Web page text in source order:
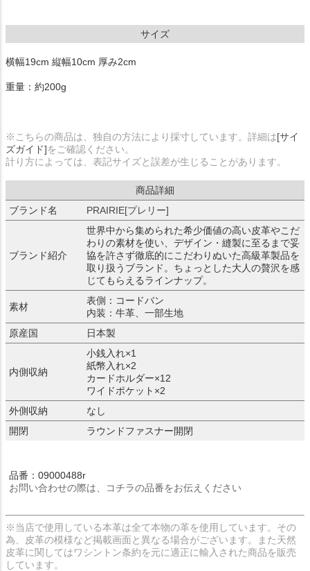
サイズ
横幅19cm 縦幅10cm 厚み2cm
重量：約200g
※こちらの商品は、独自の方法により採寸しています。詳細は[サイ
ズガイド]をご確認ください。
計り方によっては、表記サイズと誤差が生じることがあります。
商品詳細
ブランド名
PRAIRIE[プレリー]
ブランド紹介
世界中から集められた希少価値の高い皮革やこだ
わりの素材を使い、デザイン・縫製に至るまで妥
協を許さず徹底的にこだわりぬいた高級革製品を
取り扱うブランド。ちょっとした大人の贅沢を感
じてもらえるラインナップ。
素材
表側：コードバン
内装：牛革、一部生地
原産国
日本製
内側収納
小銭入れ×1
紙幣入れ×2
カードホルダー×12
ワイドポケット×2
外側収納
なし
開閉
ラウンドファスナー開閉
品番：09000488r
お問い合わせの際は、コチラの品番をお伝えください
※当店で使用している本革は全て本物の革を使用しています。その
為、皮革の模様など掲載画面と異なる場合がございます。また天然
皮革に関してはワシントン条約を元に適正に輸入された商品を販売
しています。